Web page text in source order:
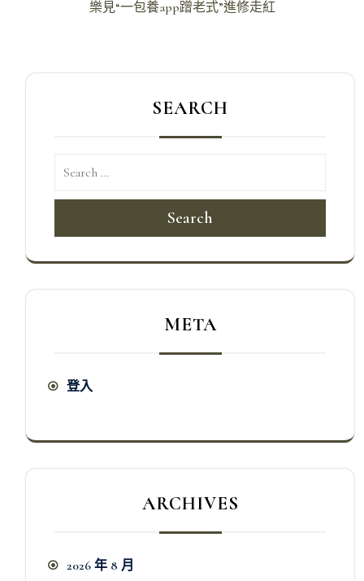
樂見“一包養app蹭老式”進修走紅
SEARCH
Search
META
登入
ARCHIVES
2026 年 8 月